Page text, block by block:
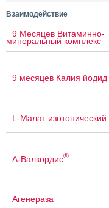
Взаимодействие
9 Месяцев Витаминно-
минеральный комплекс
9 месяцев Калия йодид
L-Малат изотонический
А-Валкордис®
Агенераза